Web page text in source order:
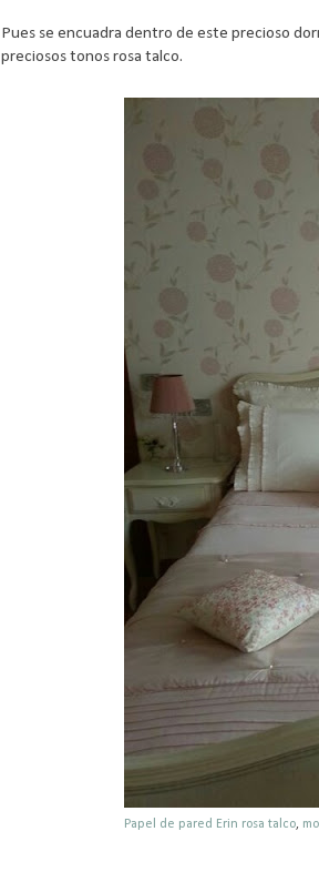
Pues se encuadra dentro de este precioso
preciosos tonos rosa talco.
Papel de pared Erin rosa talco,